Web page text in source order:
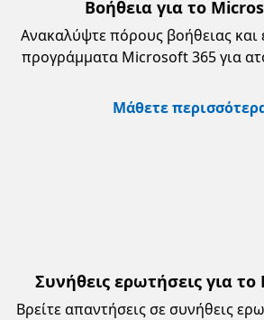
Βοήθεια για το
Ανακαλύψτε πόρους βοήθειας και
προγράμματα Microsoft 365 για
Μάθετε
Συνήθεις ερωτήσεις για
Βρείτε απαντήσεις σε συνήθεις